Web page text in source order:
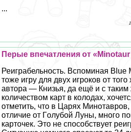
...
Перые впечатления от
Реиграбельность. Вспоминая Blue
тоже игру для двух игроков от того
автора — Книзья, да ещё и с таким
количеством карт в колодах,
отметить, что в Царях Минотавров,
отличие от Гoлyбой Луны, много
карточек. Это не способствует